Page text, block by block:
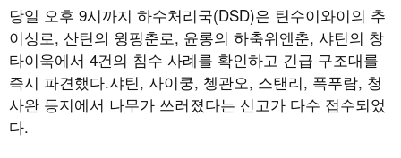
당일 오후 9시까지 하수처리국(DSD)은 틴수이와이의 추
이싱로, 산틴의 윙핑춘로, 윤롱의 하축위엔춘, 샤틴의 창
타이욱에서 4건의 침수 사례를 확인하고 긴급 구조대를
즉시 파견했다.샤틴, 사이쿵, 쳉관오, 스탠리, 폭푸람, 청
사완 등지에서 나무가 쓰러졌다는 신고가 다수 접수되었
다.